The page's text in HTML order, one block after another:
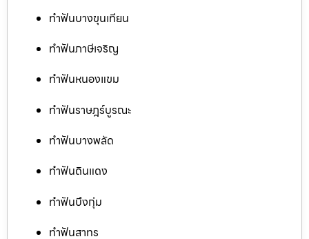
ทำฟันบางขุนเทียน
ทำฟันภาษีเจริญ
ทำฟันหนองแขม
ทำฟันราษฎร์บูรณะ
ทำฟันบางพลัด
ทำฟันดินแดง
ทำฟันบึงกุ่ม
ทำฟันสาทร